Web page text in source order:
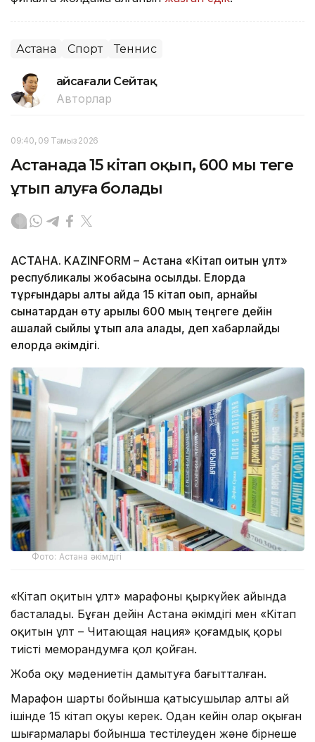
Астана Спорт Теннис
Ғайсағали Сейтақ
Авторлар
09:40, 09 Тамыз 2026
Астанада 15 кітап оқып, 600 мың теңге
ұтып алуға болады
АСТАНА. KAZINFORM – Астана «Кітап оқитын ұлт»
республикалық жобасына қосылды. Елорда
тұрғындары алты айда 15 кітап оқып, арнайы
сынақтардан өту арқылы 600 мың теңгеге дейін
ақшалай сыйлық ұтып ала алады, деп хабарлайды
елорда әкімдігі.
Фото: Астана әкімдігі
«Кітап оқитын ұлт» марафоны қыркүйек айында
басталады. Бұған дейін Астана әкімдігі мен «Кітап
оқитын ұлт – Читающая нация» қоғамдық қоры
тиісті меморандумға қол қойған.
Жоба оқу мәдениетін дамытуға бағытталған.
Марафон шарты бойынша қатысушылар алты ай
ішінде 15 кітап оқуы керек. Одан кейін олар оқыған
шығармалары бойынша тестілеуден және бірнеше